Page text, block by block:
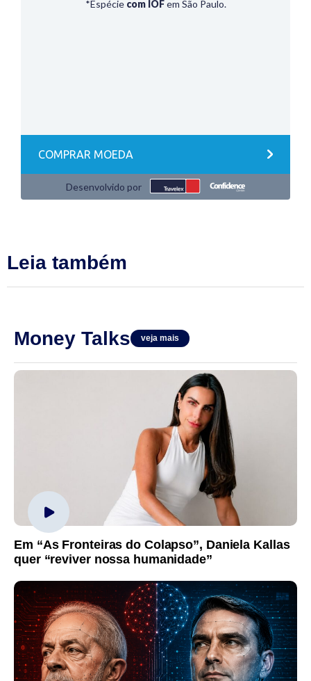
Leia também
Money Talks veja mais
Em “As Fronteiras do Colapso”, Daniela Kallas
quer “reviver nossa humanidade”